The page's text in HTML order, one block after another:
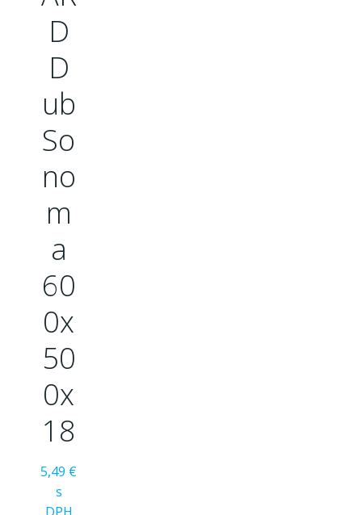
D
D
ub
So
no
m
a
60
0x
50
0x
18
5,49 €
s